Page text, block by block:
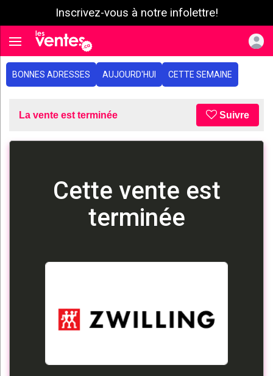
Inscrivez-vous à notre infolettre!
Toggle navigation
BONNES ADRESSES AUJOURD'HUI CETTE SEMAINE
La vente est terminée Suivre
Cette vente est
terminée